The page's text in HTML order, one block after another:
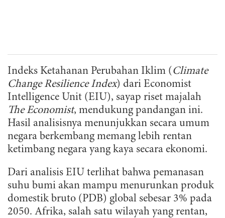
Indeks Ketahanan Perubahan Iklim ( Climate
Change Resilience Index) dari Economist
Intelligence Unit (EIU), sayap riset majalah
The Economist, mendukung pandangan ini.
Hasil analisisnya menunjukkan secara umum
negara berkembang memang lebih rentan
ketimbang negara yang kaya secara ekonomi.
Dari analisis EIU terlihat bahwa pemanasan
suhu bumi akan mampu menurunkan produk
domestik bruto (PDB) global sebesar 3% pada
2050. Afrika, salah satu wilayah yang rentan,